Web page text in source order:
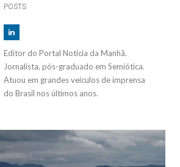
POSTS
Editor do Portal Notícia da Manhã.
Jornalista, pós-graduado em Semiótica.
Atuou em grandes veículos de imprensa
do Brasil nos últimos anos.